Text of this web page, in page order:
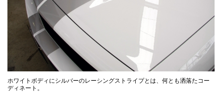
ホワイトボディにシルバーのレーシングストライプとは、何とも洒落たコー
ディネート。